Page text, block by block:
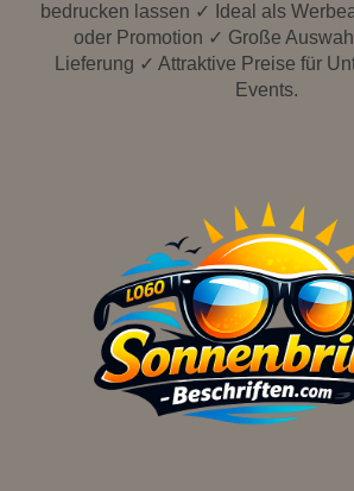
bedrucken lassen ✓ Ideal als
oder Promotion ✓ Große
Lieferung ✓ Attraktive Preise für
Events.